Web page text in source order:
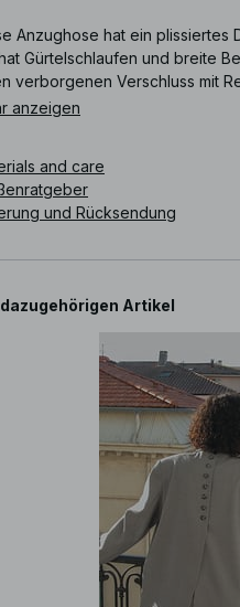
Anzughose hat ein plissiertes
Gürtelschlaufen und breite
verborgenen Verschluss mit
Seitentaschen und hintere
:1100-010971-9031
anzeigen
and care
und Rücksendung
Artikel